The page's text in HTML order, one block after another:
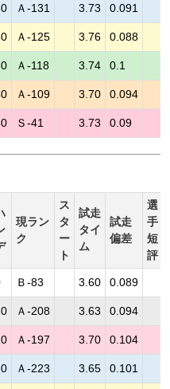
Ａ-131 3.73 0.091
Ａ-125 3.76 0.088
Ａ-118 3.74 0.1
Ａ-109 3.70 0.094
Ｓ-41 3.73 0.09
現ラン
ク
ス
タ
ー
ト
試走
タイ
ム
試走
偏差
選
手
短
評
Ｂ-83 3.60 0.089
Ａ-208 3.63 0.094
Ａ-197 3.70 0.104
Ａ-223 3.65 0.101